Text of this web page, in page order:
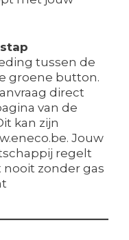
tussen de
groene button.
direct
van de
kan zijn
Jouw
regelt
nooit zonder gas